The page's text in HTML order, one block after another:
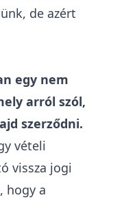
de azért
egy nem
arról szól,
szerződni.
vételi
vissza jogi
hogy a